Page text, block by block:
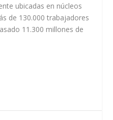
ubicadas en núcleos
de 130.000 trabajadores
11.300 millones de